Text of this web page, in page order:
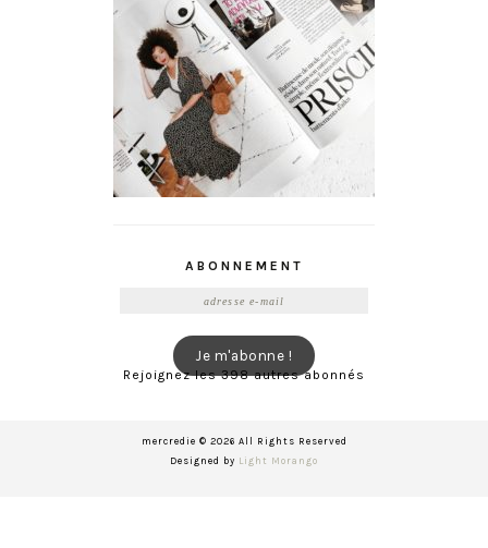
ABONNEMENT
Je m'abonne !
Rejoignez les 398 autres abonnés
mercredie © 2026 All Rights Reserved
Designed by Light Morango